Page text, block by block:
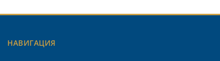
НАВИГАЦИЯ